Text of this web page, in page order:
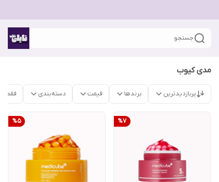
جستجو
مدی کیوب
پربازدیدترین برندها قیمت دسته‌بندی فقط
%7
%5